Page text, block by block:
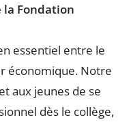
Fondation
essentiel entre le
économique. Notre
aux jeunes de se
dès le collège,